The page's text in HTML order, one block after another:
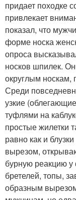
придает походке
привлекает
показал, что
форме носка
опроса
носков шпилек.
округлым
Среди
узкие
туфлями на
простые жилетки
равно как и
вырезом,
бурную реакцию
бретелей, топы,
образным